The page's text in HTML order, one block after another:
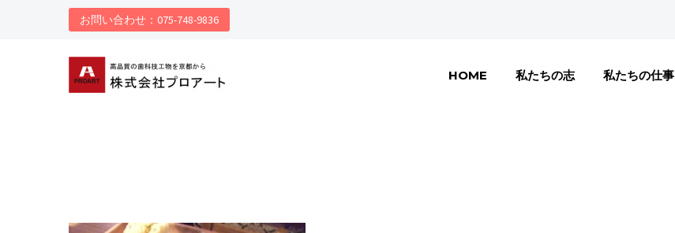
お問い合わせ：075-748-9836
HOME 私たちの志 私たちの仕事